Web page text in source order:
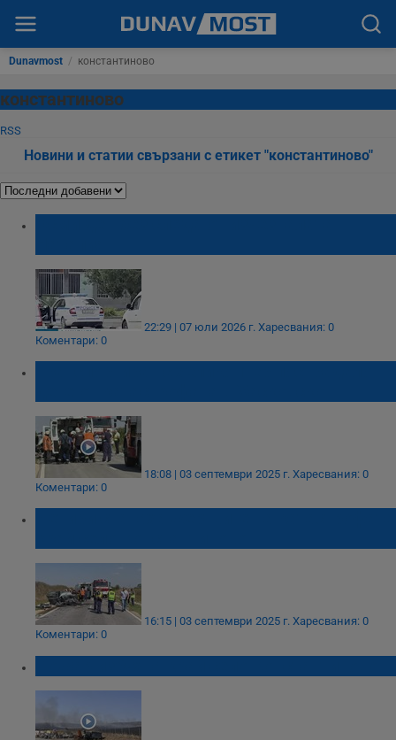
Dunavmost / константиново
константиново
RSS
Новини и статии свързани с етикет "константиново"
22:29 | 07 юли 2026 г. Харесвания: 0
Коментари: 0
18:08 | 03 септември 2025 г. Харесвания: 0
Коментари: 0
16:15 | 03 септември 2025 г. Харесвания: 0
Коментари: 0